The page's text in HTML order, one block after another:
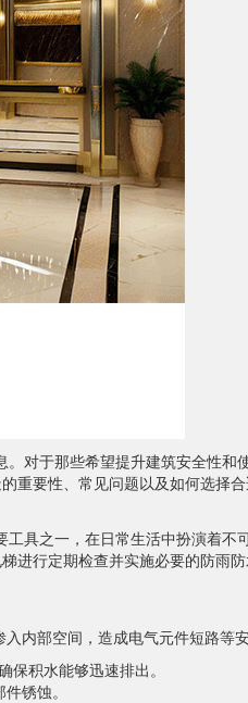
对于那些希望提升建筑安全性和
要性、常见问题以及如何选择合
具之一，在日常生活中扮演着不
进行定期检查并实施必要的防雨
内部空间，造成电气元件短路等安
积水能够迅速排出。
锈蚀。